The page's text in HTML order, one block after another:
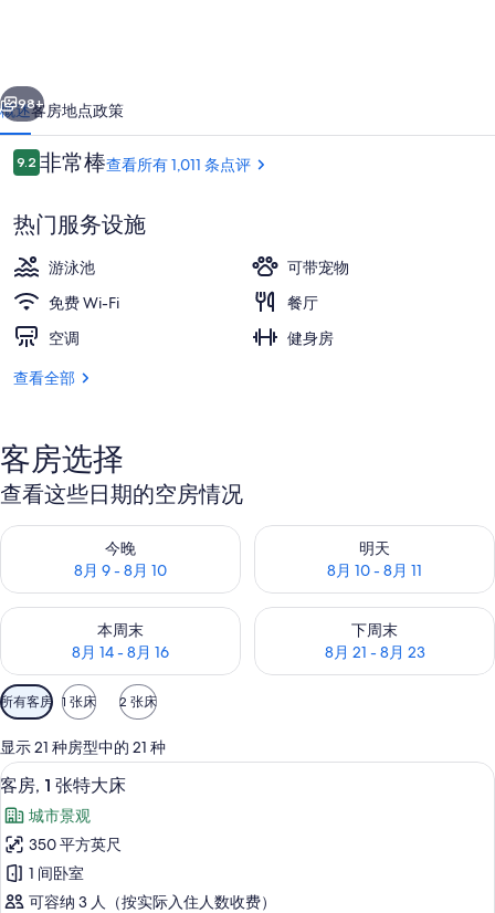
店
的
照
片
库
2 间餐厅，供应早餐、午餐、晚餐和早
个 下一个
98+
概述客房地点政策
点
评
9.29.2/10
非常棒查看所有 1,011 条点评
热门服务设施
游泳池
可带宠物
免费 Wi-Fi
餐厅
空调
健身房
查看全部
客房选择
查看这些日期的空房情况
今晚
8月 9 - 8月 10
查看今晚的空房情况：8月 9 - 8月 10
明天
8月 10 - 8月 11
查看明天的空房情况：8月 10 -
本周末
8月 14 - 8月 16
查看本周末的空房情况：8月 14 - 8月 16
下周末
8月 21 - 8月 23
查看下周末的空房情况：8月
可
用
的
客
房
筛
选
条
件
所有客房 1 张床 2 张床
显示 21 种房型中的 21 种
显
示
客
房,
高档床上用品、客房内保险箱、办公
10
客房, 1 张特大床
城市景观
350 平方英尺
1 间卧室
可容纳 3 人（按实际入住人数收费）